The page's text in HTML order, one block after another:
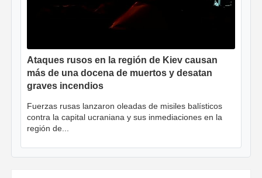
Ataques rusos en la región de Kiev causan
más de una docena de muertos y desatan
graves incendios
Fuerzas rusas lanzaron oleadas de misiles balísticos
contra la capital ucraniana y sus inmediaciones en la
región de...